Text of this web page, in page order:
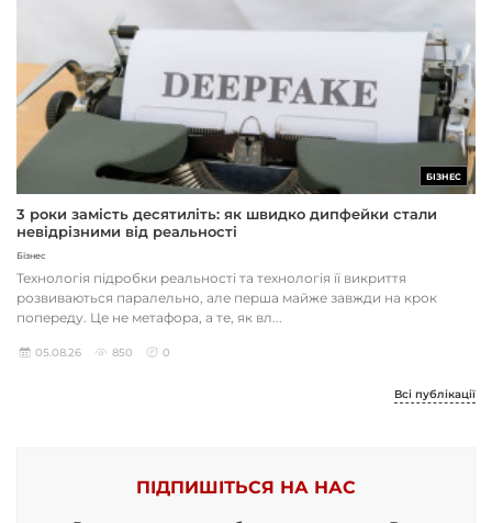
БІЗНЕС
3 роки замість десятиліть: як швидко дипфейки стали
невідрізними від реальності
Бізнес
Технологія підробки реальності та технологія її викриття
розвиваються паралельно, але перша майже завжди на крок
попереду. Це не метафора, а те, як вл...
05.08.26 850 0
Всі публікації
ПІДПИШІТЬСЯ НА НАС